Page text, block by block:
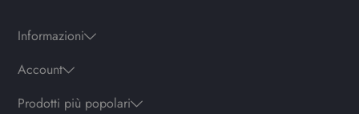
Informazioni
Account
Prodotti più popolari